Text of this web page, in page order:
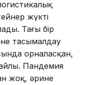
жүкті
Тағы бір
тасымалдау
орналасқан,
Пандемия
жоқ, әрине